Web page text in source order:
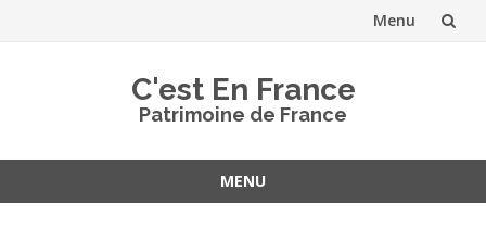
Menu
C'est En France
Patrimoine de France
MENU